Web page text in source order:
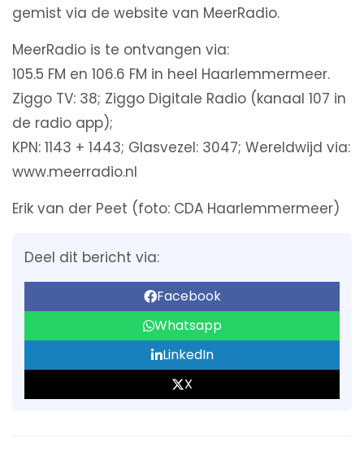
gemist via de website van MeerRadio.
MeerRadio is te ontvangen via:
105.5 FM en 106.6 FM in heel Haarlemmermeer.
Ziggo TV: 38; Ziggo Digitale Radio (kanaal 107 in
de radio app);
KPN: 1143 + 1443; Glasvezel: 3047; Wereldwijd via:
www.meerradio.nl
Erik van der Peet (foto: CDA Haarlemmermeer)
Deel dit bericht via:
Facebook
Whatsapp
LinkedIn
X